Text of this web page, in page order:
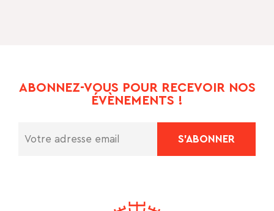
ABONNEZ-VOUS POUR RECEVOIR NOS
ÉVÈNEMENTS !